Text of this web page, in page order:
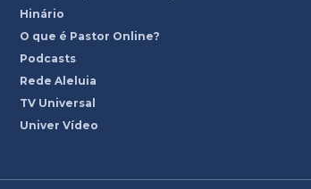
Hinário
O que é Pastor Online?
Podcasts
Rede Aleluia
TV Universal
Univer Vídeo